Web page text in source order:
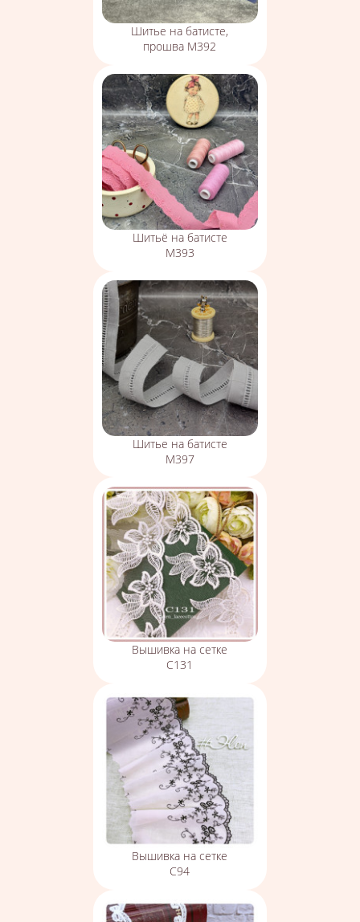
Шитье на батисте,
прошва М392
Шитьё на батисте
М393
Шитье на батисте
М397
Вышивка на сетке
С131
Вышивка на сетке
С94